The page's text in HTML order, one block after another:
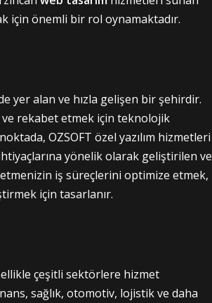
için önemli bir rol oynamaktadır.
yer alan ve hızla gelişen bir şehirdir.
rekabet etmek için teknolojik
OZSOFT özel yazılım hizmetleri
yönelik olarak geliştirilen ve
iş süreçlerini optimize etmek,
için tasarlanır.
çeşitli sektörlere hizmet
sağlık, otomotiv, lojistik ve daha